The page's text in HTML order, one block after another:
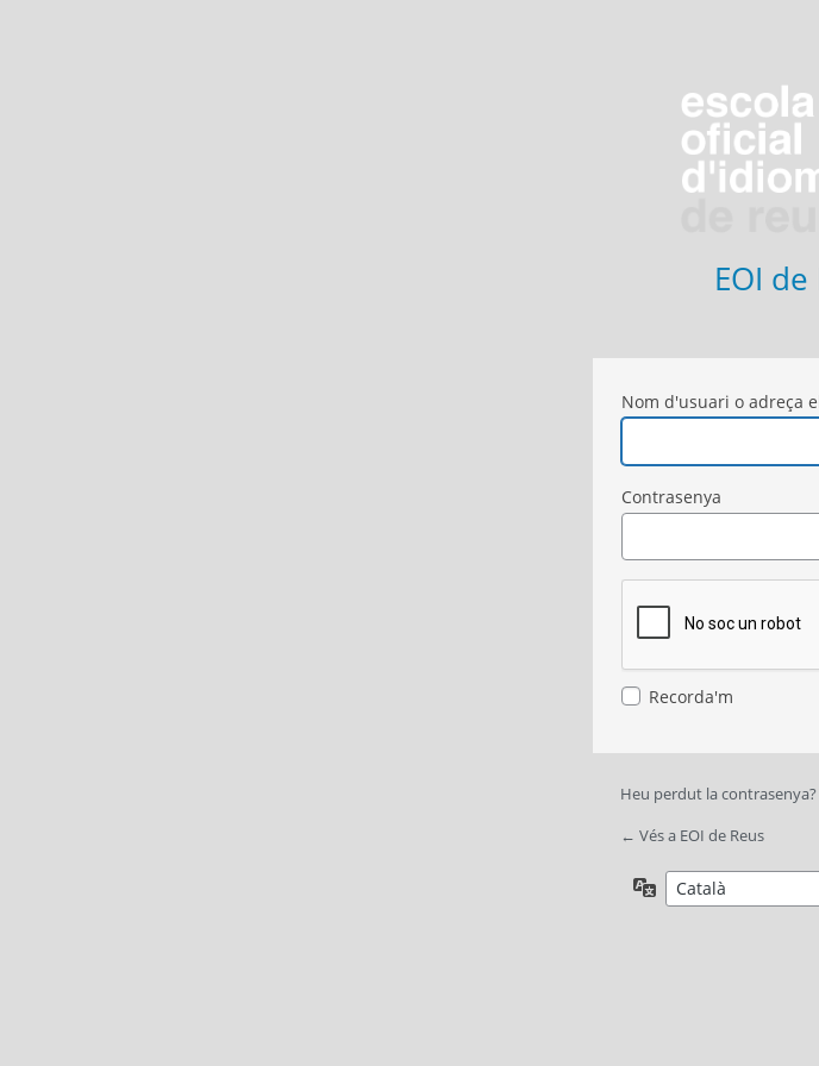
EOI de
Nom d'usuari o adreça
Contrasenya
Recorda'm
Heu perdut la contrasenya?
← Vés a EOI de Reus
Idioma